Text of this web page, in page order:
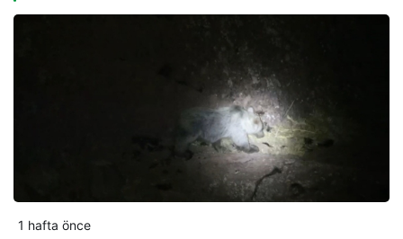
1 hafta önce